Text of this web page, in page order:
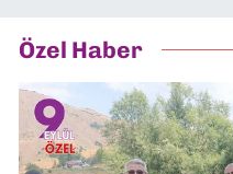
Özel Haber